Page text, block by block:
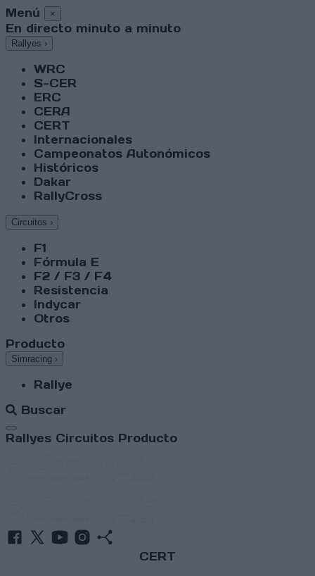
Menú ×
En directo minuto a minuto
Rallyes ›
WRC
S-CER
ERC
CERA
CERT
Internacionales
Campeonatos Autonómicos
Históricos
Dakar
RallyCross
Circuitos ›
F1
Fórmula E
F2 / F3 / F4
Resistencia
Indycar
Otros
Producto
Simracing ›
Rallye
Buscar
Abrir menú
Rallyes Circuitos Producto
CERT